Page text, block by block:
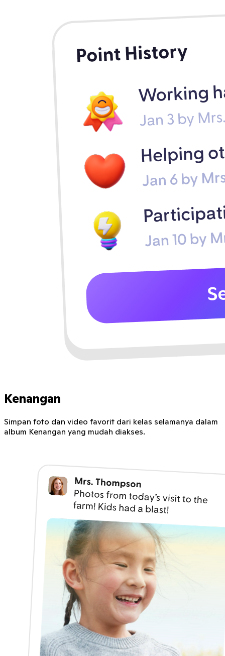
Kenangan
Simpan foto dan video favorit dari kelas selamanya dalam
album Kenangan yang mudah diakses.